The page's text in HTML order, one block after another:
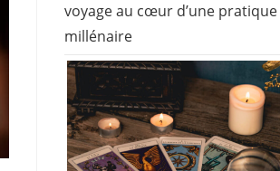
voyage au cœur d’une pratique
millénaire